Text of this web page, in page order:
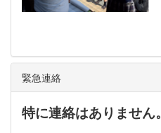
緊急連絡
特に連絡はありません。